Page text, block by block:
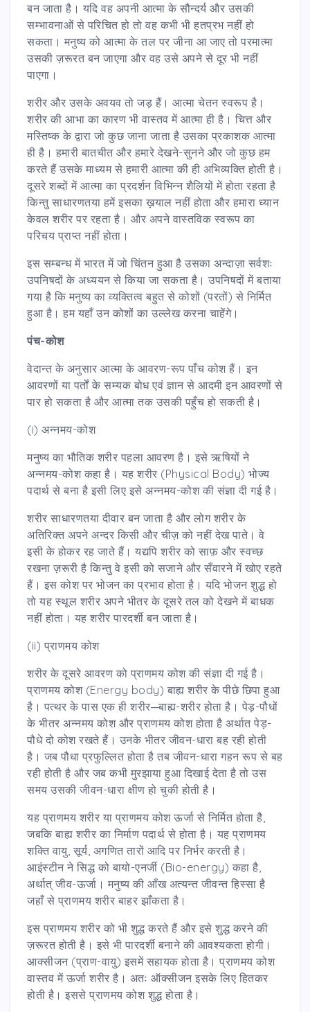
बन जाता है। यदि वह अपनी आत्मा के सौन्दर्य और उसकी
सम्भावनाओं से परिचित हो तो वह कभी भी हतप्रभ नहीं हो
सकता। मनुष्य को आत्मा के तल पर जीना आ जाए तो परमात्मा
उसकी ज़रूरत बन जाएगा और वह उसे अपने से दूर भी नहीं
पाएगा।
शरीर और उसके अवयव तो जड़ हैं। आत्मा चेतन स्वरूप है।
शरीर की आभा का कारण भी वास्तव में आत्मा ही है। चित्त और
मस्तिष्क के द्वारा जो कुछ जाना जाता है उसका प्रकाशक आत्मा
ही है। हमारी बातचीत और हमारे देखने-सुनने और जो कुछ हम
करते हैं उसके माध्यम से हमारी आत्मा की ही अभिव्यक्ति होती है।
दूसरे शब्दों में आत्मा का प्रदर्शन विभिन्न शैलियों में होता रहता है
किन्तु साधारणतया हमें इसका ख़याल नहीं होता और हमारा ध्यान
केवल शरीर पर रहता है। और अपने वास्तविक स्वरूप का
परिचय प्राप्त नहीं होता।
इस सम्बन्ध में भारत में जो चिंतन हुआ है उसका अन्दाज़ा सर्वशः
उपनिषदों के अध्ययन से किया जा सकता है। उपनिषदों में बताया
गया है कि मनुष्य का व्यक्तित्व बहुत से कोशों (परतों) से निर्मित
हुआ है। हम यहाँ उन कोशों का उल्लेख करना चाहेंगे।
पंच-कोश
वेदान्त के अनुसार आत्मा के आवरण-रूप पाँच कोश हैं। इन
आवरणों या पर्तों के सम्यक बोध एवं ज्ञान से आदमी इन आवरणों से
पार हो सकता है और आत्मा तक उसकी पहुँच हो सकती है।
(i) अन्नमय-कोश
मनुष्य का भौतिक शरीर पहला आवरण है। इसे ऋषियों ने
अन्नमय-कोश कहा है। यह शरीर (Physical Body) भोज्य
पदार्थ से बना है इसी लिए इसे अन्नमय-कोश की संज्ञा दी गई है।
शरीर साधारणतया दीवार बन जाता है और लोग शरीर के
अतिरिक्त अपने अन्दर किसी और चीज़ को नहीं देख पाते। वे
इसी के होकर रह जाते हैं। यद्यपि शरीर को साफ़ और स्वच्छ
रखना ज़रूरी है किन्तु वे इसी को सजाने और सँवारने में खोए रहते
हैं। इस कोश पर भोजन का प्रभाव होता है। यदि भोजन शुद्ध हो
तो यह स्थूल शरीर अपने भीतर के दूसरे तल को देखने में बाधक
नहीं होता। यह शरीर पारदर्शी बन जाता है।
(ii) प्राणमय कोश
शरीर के दूसरे आवरण को प्राणमय कोश की संज्ञा दी गई है।
प्राणमय कोश (Energy body) बाह्य शरीर के पीछे छिपा हुआ
है। पत्थर के पास एक ही शरीर─बाह्य-शरीर होता है। पेड़-पौधों
के भीतर अन्नमय कोश और प्राणमय कोश होता है अर्थात पेड़-
पौधे दो कोश रखते हैं। उनके भीतर जीवन-धारा बह रही होती
है। जब पौधा प्रफुल्लित होता है तब जीवन-धारा गहन रूप से बह
रही होती है और जब कभी मुरझाया हुआ दिखाई देता है तो उस
समय उसकी जीवन-धारा क्षीण हो चुकी होती है।
यह प्राणमय शरीर या प्राणमय कोश ऊर्जा से निर्मित होता है,
जबकि बाह्य शरीर का निर्माण पदार्थ से होता है। यह प्राणमय
शक्ति वायु, सूर्य, अगणित तारों आदि पर निर्भर करती है।
आइंस्टीन ने सिद्ध को बायो-एनर्जी (Bio-energy) कहा है,
अर्थात् जीव-ऊर्जा। मनुष्य की आँख अत्यन्त जीवन्त हिस्सा है
जहाँ से प्राणमय शरीर बाहर झाँकता है।
इस प्राणमय शरीर को भी शुद्ध करते हैं और इसे शुद्ध करने की
ज़रूरत होती है। इसे भी पारदर्शी बनाने की आवश्यकता होगी।
आक्सीजन (प्राण-वायु) इसमें सहायक होता है। प्राणमय कोश
वास्तव में ऊर्जा शरीर है। अतः ऑक्सीजन इसके लिए हितकर
होती है। इससे प्राणमय कोश शुद्ध होता है।